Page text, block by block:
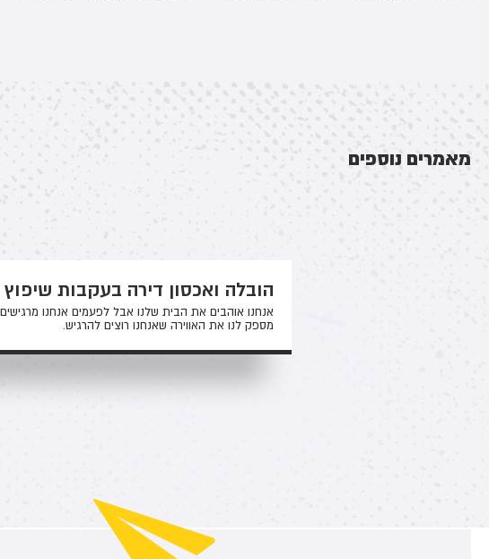
מאמרים נוספים
הובלה ואכסון דירה בעקבות שיפוץ
אנחנו אוהבים את הבית שלנו אבל לפעמים אנחנו
מספק לנו את האווירה שאנחנו רוצים להרגיש.